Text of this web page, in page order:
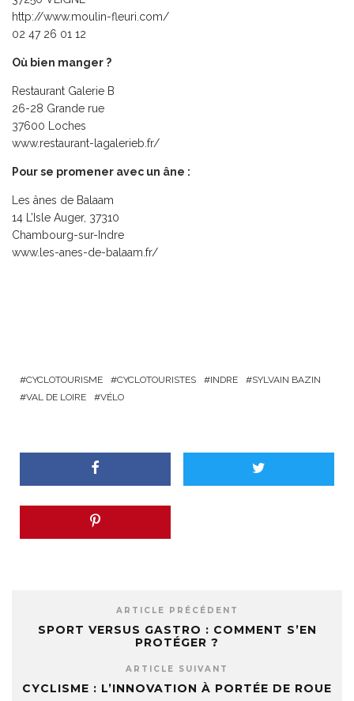
http://www.moulin-fleuri.com/
02 47 26 01 12
Où bien manger ?
Restaurant Galerie B
26-28 Grande rue
37600 Loches
www.restaurant-lagalerieb.fr/
Pour se promener avec un âne :
Les ânes de Balaam
14 L’Isle Auger, 37310
Chambourg-sur-Indre
www.les-anes-de-balaam.fr/
CYCLOTOURISME CYCLOTOURISTES INDRE
SYLVAIN BAZIN
VAL DE LOIRE
VÉLO
ARTICLE PRÉCÉDENT
SPORT VERSUS GASTRO : COMMENT S’EN
PROTÉGER ?
ARTICLE SUIVANT
CYCLISME : L’INNOVATION À PORTÉE DE ROUE